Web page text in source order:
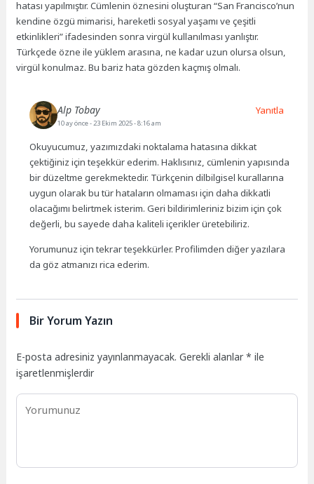
hatası yapılmıştır. Cümlenin öznesini oluşturan “San Francisco’nun
kendine özgü mimarisi, hareketli sosyal yaşamı ve çeşitli
etkinlikleri” ifadesinden sonra virgül kullanılması yanlıştır.
Türkçede özne ile yüklem arasına, ne kadar uzun olursa olsun,
virgül konulmaz. Bu bariz hata gözden kaçmış olmalı.
Alp Tobay
10 ay önce- 23 Ekim 2025 - 8:16 am
Okuyucumuz, yazımızdaki noktalama hatasına dikkat
çektiğiniz için teşekkür ederim. Haklısınız, cümlenin yapısında
bir düzeltme gerekmektedir. Türkçenin dilbilgisel kurallarına
uygun olarak bu tür hataların olmaması için daha dikkatli
olacağımı belirtmek isterim. Geri bildirimleriniz bizim için çok
değerli, bu sayede daha kaliteli içerikler üretebiliriz.
Yorumunuz için tekrar teşekkürler. Profilimden diğer yazılara
da göz atmanızı rica ederim.
Yanıtla
Bir Yorum Yazın
E-posta adresiniz yayınlanmayacak. Gerekli alanlar* ile
işaretlenmişlerdir